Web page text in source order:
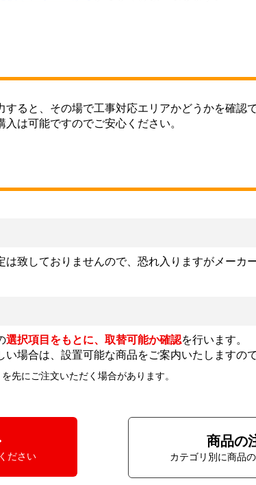
ると、その場で工事対応エリアかどうかを確認で
は可能ですのでご安心ください。
致しておりませんので、恐れ入りますがメーカ
選択項目をもとに、取替可能か確認を行います。
場合は、設置可能な商品をご案内いたしますの
先にご注文いただく場合があります。
ださい
商品の
カテゴリ別に商品